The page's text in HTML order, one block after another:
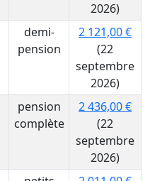
2026)
demi-
pension
2 121,00 €
(22
septembre
2026)
pension
complète
2 436,00 €
(22
septembre
2026)